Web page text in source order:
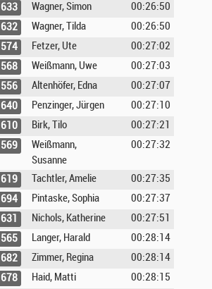
633 Wagner, Simon
00:26:50
632 Wagner, Tilda
00:26:50
574 Fetzer, Ute
00:27:02
568 Weißmann, Uwe
00:27:03
556 Altenhöfer, Edna
00:27:07
640 Penzinger, Jürgen
00:27:10
610 Birk, Tilo
00:27:21
569
Weißmann,
Susanne
00:27:32
619 Tachtler, Amelie
00:27:35
694 Pintaske, Sophia
00:27:37
631 Nichols, Katherine
00:27:51
565 Langer, Harald
00:28:14
682 Zimmer, Regina
00:28:14
678 Haid, Matti
00:28:15